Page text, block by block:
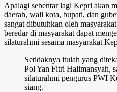
Apalagi sebentar lagi Kepri akan
daerah, wali kota, bupati, dan
sangat dibutuhkan oleh
beredar di masyarakat dapat
silaturahmi sesama masyarakat
Setidaknya itulah yang
Pol Yan Fitri Halimansyah,
silaturahmi pengurus PWI
siang.